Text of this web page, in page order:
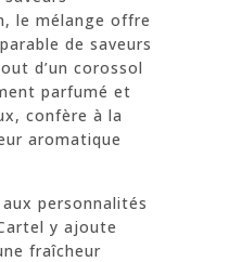
le mélange offre
de saveurs
d’un corossol
parfumé et
confère à la
aromatique
personnalités
y ajoute
fraîcheur